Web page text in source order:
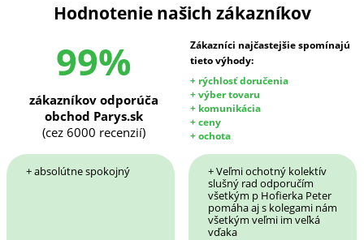
Hodnotenie našich zákazníkov
99%
Zákazníci najčastejšie spomínajú
tieto výhody:
+ rýchlosť doručenia
+ výber tovaru
+ komunikácia
+ ceny
+ ochota
zákazníkov odporúča
obchod Parys.sk
(cez 6000 recenzií)
+ absolútne spokojný
+ Veľmi ochotný kolektív
slušný rad odporučím
všetkým p Hofierka Peter
pomáha aj s kolegami nám
všetkým veľmi im veľká
vďaka